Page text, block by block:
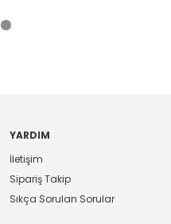
YARDIM
İletişim
Sipariş Takip
Sıkça Sorulan Sorular